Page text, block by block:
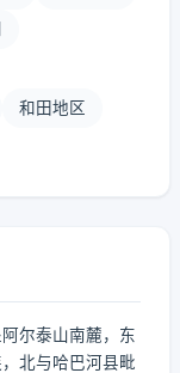
和田地区
尔泰山南麓，东
北与哈巴河县毗